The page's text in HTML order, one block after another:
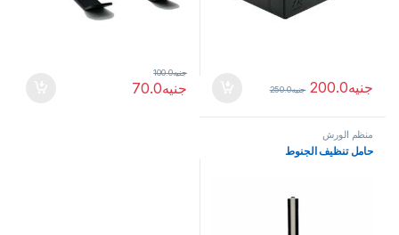
جنيه200.0 جنيه250.0 جنيه70.0
جنيه100.0
منظم الورش
حامل تنظيف الجنوط